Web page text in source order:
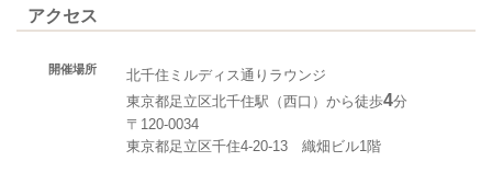
アクセス
開催場所
北千住ミルディス通りラウンジ
東京都足立区北千住駅（西口）から徒歩4分
〒120-0034
東京都足立区千住4-20-13 織畑ビル1階